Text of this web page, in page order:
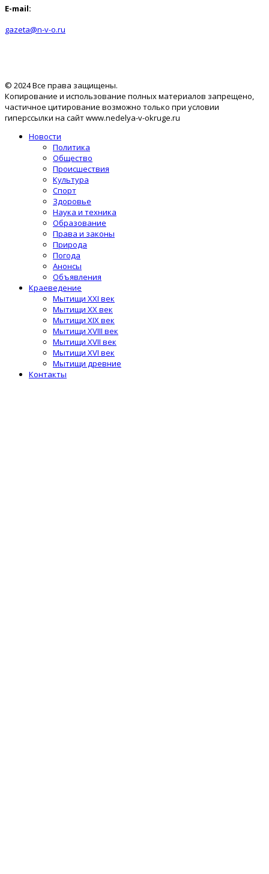
E-mail:
gazeta@n-v-o.ru
© 2024 Все права защищены.
Копирование и использование полных материалов запрещено,
частичное цитирование возможно только при условии
гиперссылки на сайт www.nedelya-v-okruge.ru
Новости
Политика
Общество
Происшествия
Культура
Спорт
Здоровье
Наука и техника
Образование
Права и законы
Природа
Погода
Анонсы
Объявления
Краеведение
Мытищи XXI век
Мытищи XX век
Мытищи XIX век
Мытищи XVIII век
Мытищи XVII век
Мытищи XVI век
Мытищи древние
Контакты